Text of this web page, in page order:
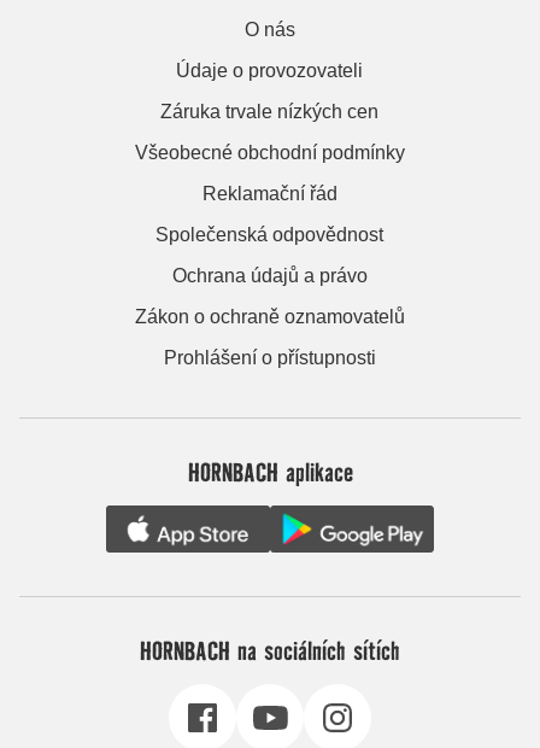
O nás
Údaje o provozovateli
Záruka trvale nízkých cen
Všeobecné obchodní podmínky
Reklamační řád
Společenská odpovědnost
Ochrana údajů a právo
Zákon o ochraně oznamovatelů
Prohlášení o přístupnosti
HORNBACH aplikace
HORNBACH na sociálních sítích